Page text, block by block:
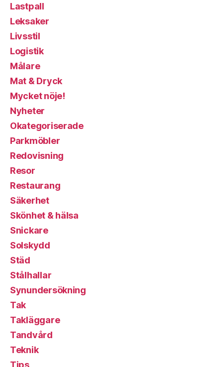
Lastpall
Leksaker
Livsstil
Logistik
Målare
Mat & Dryck
Mycket nöje!
Nyheter
Okategoriserade
Parkmöbler
Redovisning
Resor
Restaurang
Säkerhet
Skönhet & hälsa
Snickare
Solskydd
Städ
Stålhallar
Synundersökning
Tak
Takläggare
Tandvård
Teknik
Tips